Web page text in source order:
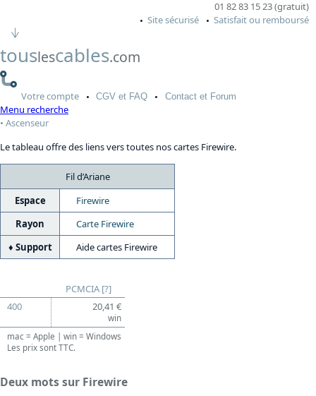
01 82 83 15 23 (gratuit)
Site sécurisé
Satisfait ou remboursé
touslescables.com
Votrecompte CGV et FAQ Contactet Forum
Menu recherche
Ascenseur
Le tableau offre des liens vers toutes nos cartes Firewire.
Fil d’Ariane
Espace
Firewire
Rayon
Carte Firewire
Support
Aide cartes Firewire
PCMCIA [?]
400
20,41 €
win
mac = Apple | win = Windows
Les prix sont TTC.
Deux mots sur Firewire